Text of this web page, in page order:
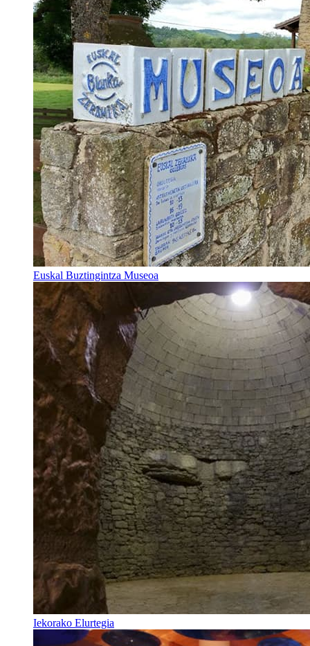
Euskal Buztingintza Museoa
Iekorako Elurtegia